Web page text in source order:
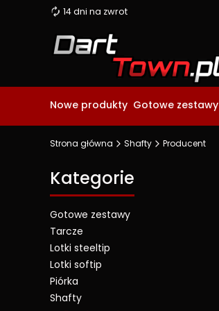
14 dni na zwrot
Nowe produkty Gotowe zestawy
Strona główna Shafty Producent
Kategorie
Gotowe zestawy
Tarcze
Lotki steeltip
Lotki softip
Piórka
Shafty